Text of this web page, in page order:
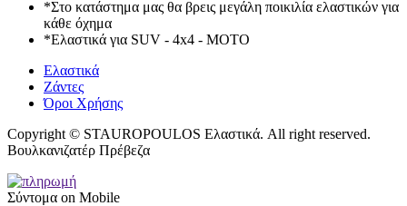
*Στο κατάστημα μας θα βρεις μεγάλη ποικιλία ελαστικών για
κάθε όχημα
*Ελαστικά για SUV - 4x4 - MOTO
Ελαστικά
Ζάντες
Όροι Χρήσης
Copyright © STAUROPOULOS Ελαστικά. All right reserved.
Βουλκανιζατέρ Πρέβεζα
Σύντομα on Mobile